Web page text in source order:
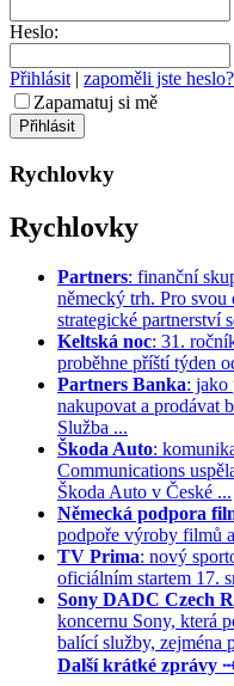
Heslo:
Přihlásit | zapoměli jste heslo?
Zapamatuj si mě
Rychlovky
Rychlovky
Partners: finanční
německý trh. Pro svou
strategické partnerství
Keltská noc: 31.
proběhne příští týden
Partners Banka: jako
nakupovat a prodávat
Služba ...
Škoda Auto:
Communications
Škoda Auto v České ...
Německá podpora
podpoře výroby filmů
TV Prima: nový
oficiálním startem 17.
Sony DADC Czech
koncernu Sony, která
balící služby, zejména
Další krátké zprávy